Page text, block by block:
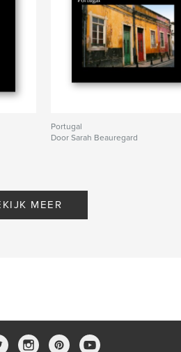
Portugal
Door Sarah Beauregard
MEER